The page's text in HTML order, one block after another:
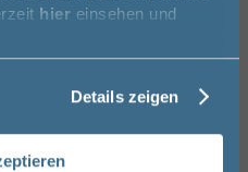
hier einsehen und
Details zeigen
Vormontierte
Sicher einkaufen